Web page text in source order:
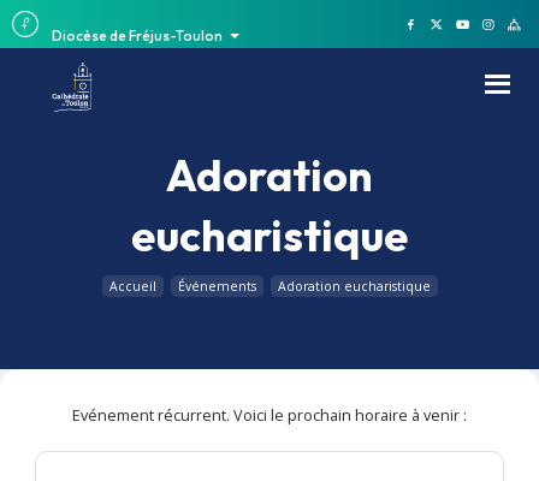
Diocèse de Fréjus-Toulon
Adoration
eucharistique
Accueil Événements Adoration eucharistique
Evénement récurrent. Voici le prochain horaire à venir :